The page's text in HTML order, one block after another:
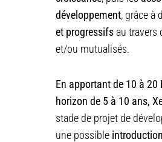
développement, grâce à
et progressifs au travers
et/ou mutualisés.
En apportant de 10 à
horizon de 5 à 10 ans,
stade de projet de
une possible